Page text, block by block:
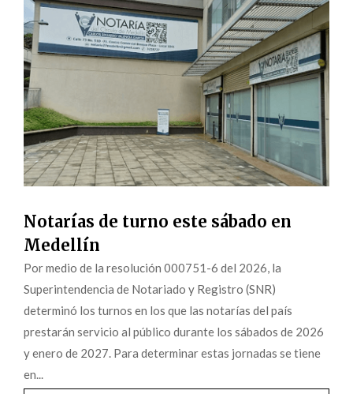
Notarías de turno este sábado en
Medellín
Por medio de la resolución 000751-6 del 2026, la
Superintendencia de Notariado y Registro (SNR)
determinó los turnos en los que las notarías del país
prestarán servicio al público durante los sábados de 2026
y enero de 2027. Para determinar estas jornadas se tiene
en...